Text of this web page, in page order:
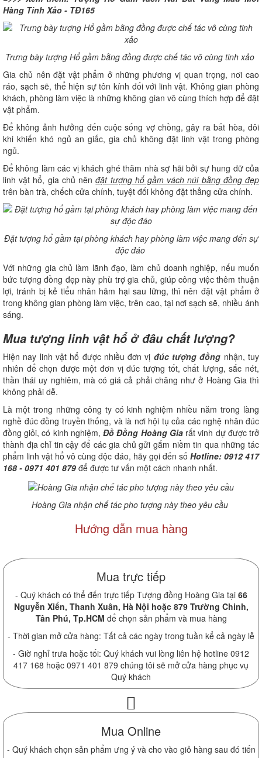
Hàng Tinh Xảo - TĐ165
Trưng bày tượng Hổ gầm bằng đồng được chế tác vô cùng tinh xảo
Gia chủ nên đặt vật phẩm ở những phương vị quan trọng, nơi cao
ráo, sạch sẽ, thể hiện sự tôn kính đối với linh vật. Không gian phòng
khách, phòng làm việc là những không gian vô cùng thích hợp để đặt
vật phẩm.
Để không ảnh hưởng đến cuộc sống vợ chồng, gây ra bất hòa, đôi
khi khiến khó ngủ an giấc, gia chủ không đặt linh vật trong phòng
ngủ.
Để không làm các vị khách ghé thăm nhà sợ hãi bởi sự hung dữ của
linh vật hổ, gia chủ nênđặt tượng hổ gầm vách núi bằng đồng đẹp
trên bàn trà, chếch cửa chính, tuyệt đối không đặt thẳng cửa chính.
Đặt tượng hổ gầm tại phòng khách hay phòng làm việc mang đến sự
độc đáo
Với những gia chủ làm lãnh đạo, làm chủ doanh nghiệp, nếu muốn
bức tượng đồng đẹp này phù trợ gia chủ, giúp công việc thêm thuận
lợi, tránh bị kẻ tiểu nhân hãm hại sau lững, thì nên đặt vật phẩm ở
trong không gian phòng làm việc, trên cao, tại nơi sạch sẽ, nhiều ánh
sáng.
Mua tượng linh vật hổ ở đâu chất lượng?
Hiện nay linh vật hổ được nhiều đơn vị đúc tượng đồng nhận, tuy
nhiên để chọn được một đơn vị đúc tượng tốt, chất lượng, sắc nét,
thần thái uy nghiêm, mà có giá cả phải chăng như ở Hoàng Gia thì
không phải dễ.
Là một trong những công ty có kinh nghiệm nhiều năm trong làng
nghề đúc đồng truyền thống, và là nơi hội tụ của các nghệ nhân đúc
đồng giỏi, có kinh nghiệm,Đồ Đồng Hoàng Giarất vinh dự được trở
thành địa chỉ tin cậy để các gia chủ gửi gắm niềm tin qua những tác
phẩm linh vật hổ vô cùng độc đáo, hãy gọi đến số Hotline: 0912 417
168 - 0971 401 879 để được tư vấn một cách nhanh nhất.
Hoàng Gia nhận chế tác pho tượng này theo yêu cầu
Hướng dẫn mua hàng
Mua trực tiếp
- Quý khách có thể đến trực tiếp Tượng đồng Hoàng Gia tại 66
Nguyễn Xiển, Thanh Xuân, Hà Nội hoặc 879 Trường Chinh,
Tân Phú, Tp.HCM để chọn sản phẩm và mua hàng
- Thời gian mở cửa hàng: Tất cả các ngày trong tuần kể cả ngày lễ
- Giờ nghỉ trưa hoặc tối: Quý khách vui lòng liên hệ hotline 0912
417 168 hoặc 0971 401 879 chúng tôi sẽ mở cửa hàng phục vụ
Quý khách
Mua Online
- Quý khách chọn sản phẩm ưng ý và cho vào giỏ hàng sau đó tiến